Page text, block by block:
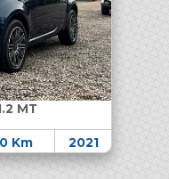
MT
Km 2021